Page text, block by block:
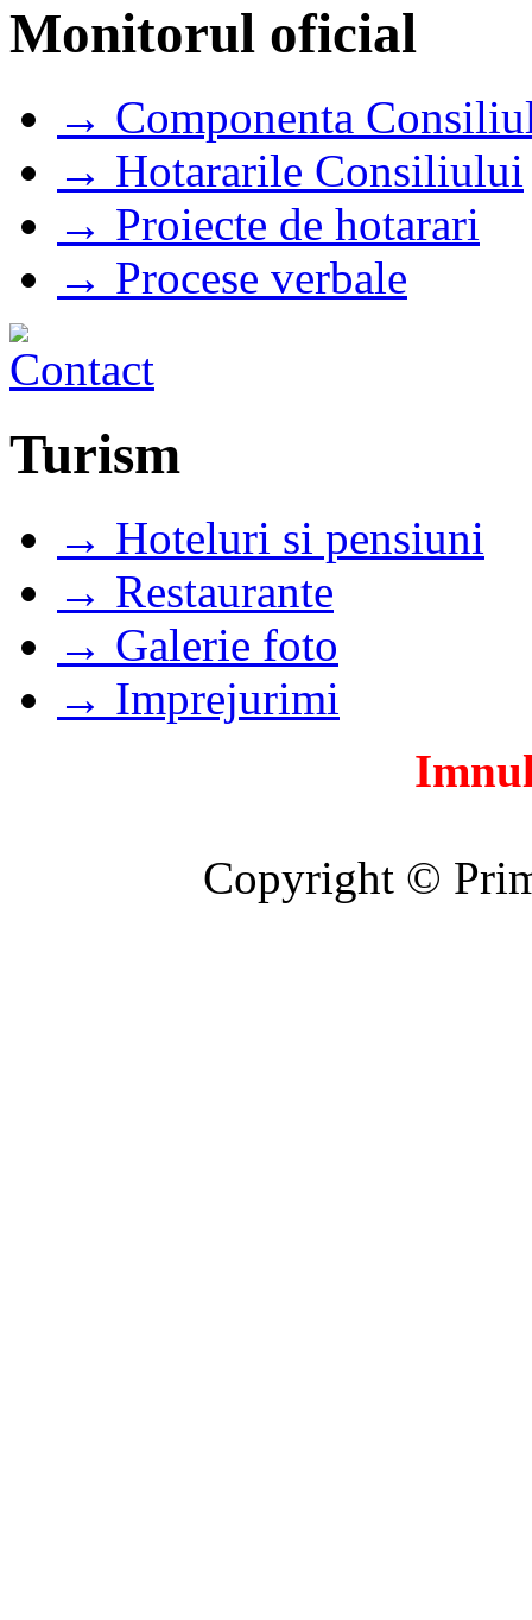
Monitorul oficial
→ Componenta
→ Hotararile Consiliului
→ Proiecte de hotarari
→ Procese verbale
Turism
→ Hoteluri si pensiuni
→ Restaurante
→ Galerie foto
→ Imprejurimi
Copyright ©